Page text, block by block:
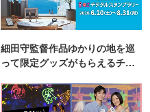
細田守監督作品ゆかりの地を巡
って限定グッズがもらえるチャ